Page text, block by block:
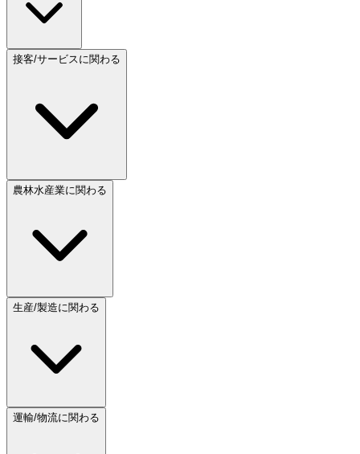
接客/サービスに関わる
農林水産業に関わる
生産/製造に関わる
運輸/物流に関わる